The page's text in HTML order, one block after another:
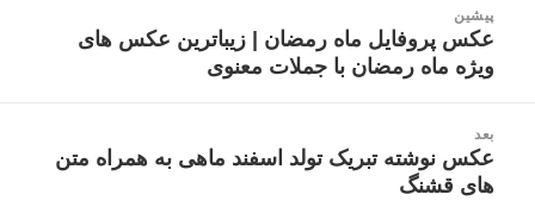
نوشته
پیشین
نوشته
قبلی:
عکس پروفایل ماه رمضان | زیباترین عکس های
ویژه ماه رمضان با جملات معنوی
بعد
نوشته
بعدی:
عکس نوشته تبریک تولد اسفند ماهی به همراه متن
های قشنگ